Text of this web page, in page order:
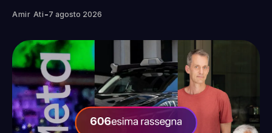
Amir Ati -7 agosto 2026